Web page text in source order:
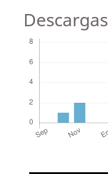
Descargas